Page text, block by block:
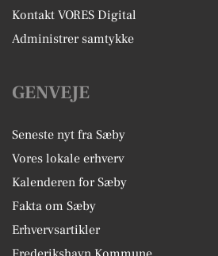
Kontakt VORES Digital
Administrer samtykke
GENVEJE
Seneste nyt fra Sæby
Vores lokale erhverv
Kalenderen for Sæby
Fakta om Sæby
Erhvervsartikler